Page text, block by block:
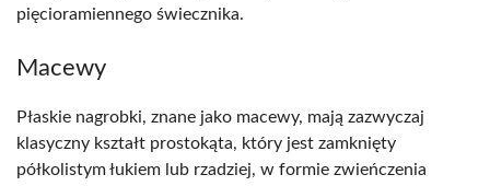
pięcioramiennego świecznika.
Macewy
Płaskie nagrobki, znane jako macewy, mają zazwyczaj
klasyczny kształt prostokąta, który jest zamknięty
półkolistym łukiem lub rzadziej, w formie zwieńczenia